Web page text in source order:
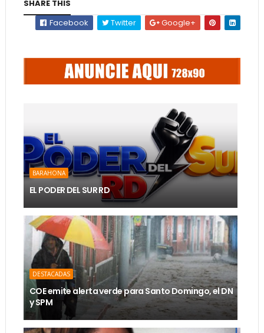
SHARE THIS
Facebook
Twitter Google+
BARAHONA
EL PODER DEL SUR RD
DESTACADAS
COE emite alerta verde para Santo Domingo, el DN
y SPM